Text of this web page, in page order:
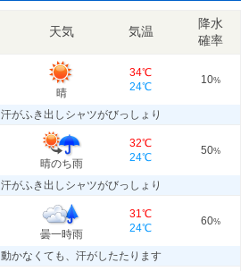
天気 気温
降水
確率
晴
34℃
24℃
10%
汗がふき出しシャツがびっしょり
晴のち雨
32℃
24℃
50%
汗がふき出しシャツがびっしょり
曇一時雨
31℃
24℃
60%
動かなくても、汗がしたたります